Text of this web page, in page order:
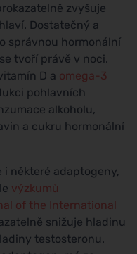
zvyšuje
Dostatečný a
správnou hormonální
tvoří právě v noci.
D a omega-3
pohlavních
alkoholu,
a cukru hormonální
některé adaptogeny,
výzkumů
of the International
snižuje hladinu
testosteronu.